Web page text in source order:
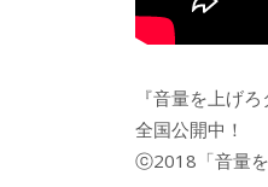
『音量を上げ
全国公開中！
ⓒ2018「音量